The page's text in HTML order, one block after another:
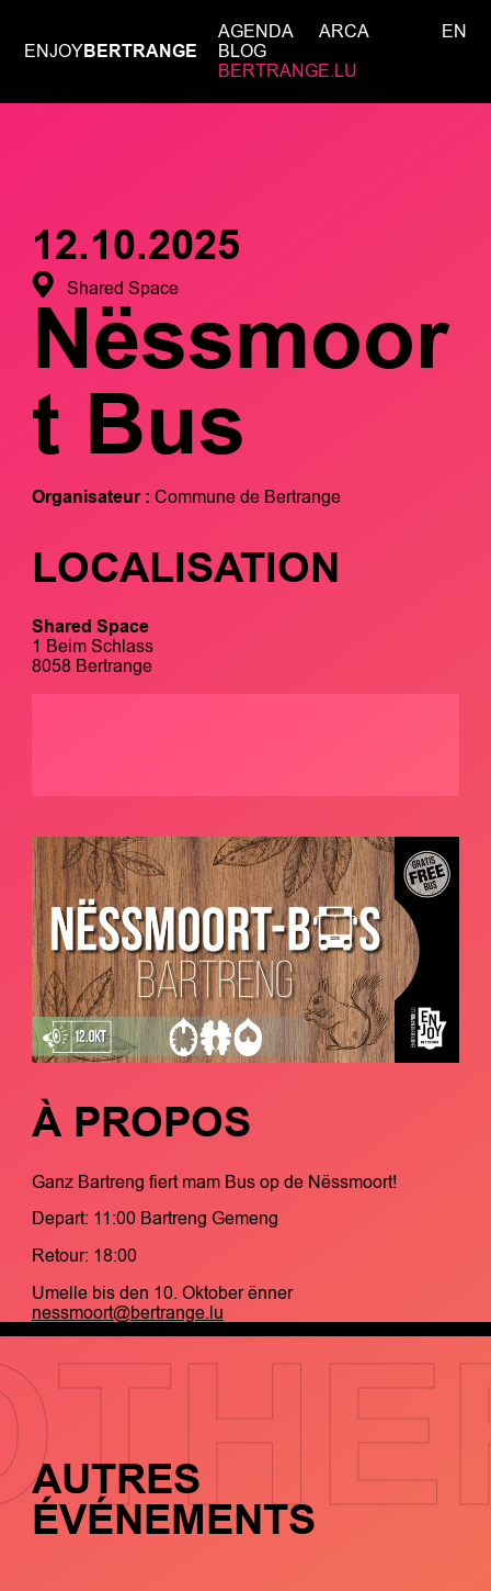
ENJOYBERTRANGE
AGENDA
ARCA
BLOG
BERTRANGE.LU
EN
12.10.2025
Shared Space
Nëssmoor
t Bus
Organisateur : Commune de Bertrange
LOCALISATION
Shared Space
1 Beim Schlass
8058 Bertrange
À PROPOS
Ganz Bartreng fiert mam Bus op de Nëssmoort!
Depart: 11:00 Bartreng Gemeng
Retour: 18:00
Umelle bis den 10. Oktober ënner
nessmoort@bertrange.lu
AUTRES
ÉVÉNEMENTS